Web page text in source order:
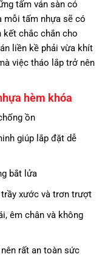
tấm ván sàn có
mỗi tấm nhựa sẽ có
chắc chắn cho
liền kề phải vừa khít
việc tháo lắp trở nên
hèm khóa
ồn
giúp lắp đặt dễ
bắt lửa
xước và trơn trượt
êm chân và không
rất an toàn sức